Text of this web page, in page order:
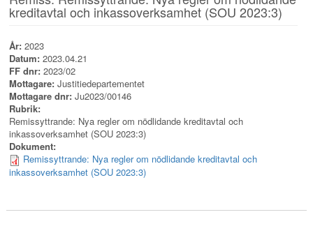
kreditavtal och inkassoverksamhet (SOU 2023:3)
År:2023
Datum:2023.04.21
FF dnr:2023/02
Mottagare:Justitiedepartementet
Mottagare dnr:Ju2023/00146
Rubrik:
Remissyttrande: Nya regler om nödlidande kreditavtal och
inkassoverksamhet (SOU 2023:3)
Dokument:
Remissyttrande: Nya regler om nödlidande kreditavtal och
inkassoverksamhet (SOU 2023:3)